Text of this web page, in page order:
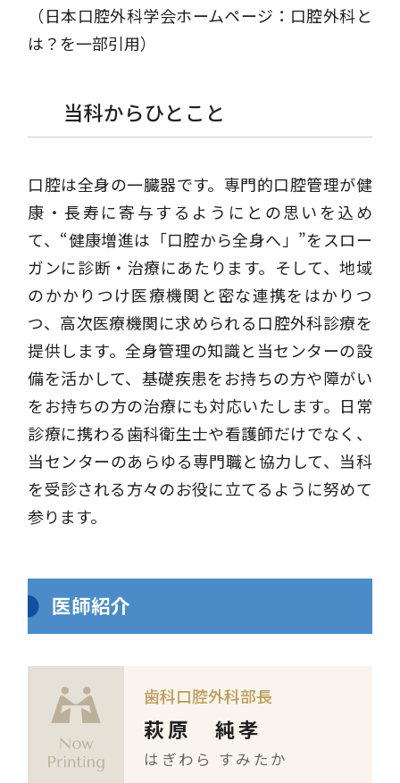
（日本口腔外科学会ホームページ：口腔外科と
は？を一部引用）
当科からひとこと
口腔は全身の一臓器です。専門的口腔管理が健
康・長寿に寄与するようにとの思いを込め
て、“健康増進は「口腔から全身へ」”をスロー
ガンに診断・治療にあたります。そして、地域
のかかりつけ医療機関と密な連携をはかりつ
つ、高次医療機関に求められる口腔外科診療を
提供します。全身管理の知識と当センターの設
備を活かして、基礎疾患をお持ちの方や障がい
をお持ちの方の治療にも対応いたします。日常
診療に携わる歯科衛生士や看護師だけでなく、
当センターのあらゆる専門職と協力して、当科
を受診される方々のお役に立てるように努めて
参ります。
医師紹介
歯科口腔外科部長
萩原 純孝
はぎわら すみたか